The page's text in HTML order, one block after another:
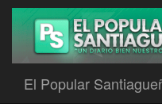
El Popular